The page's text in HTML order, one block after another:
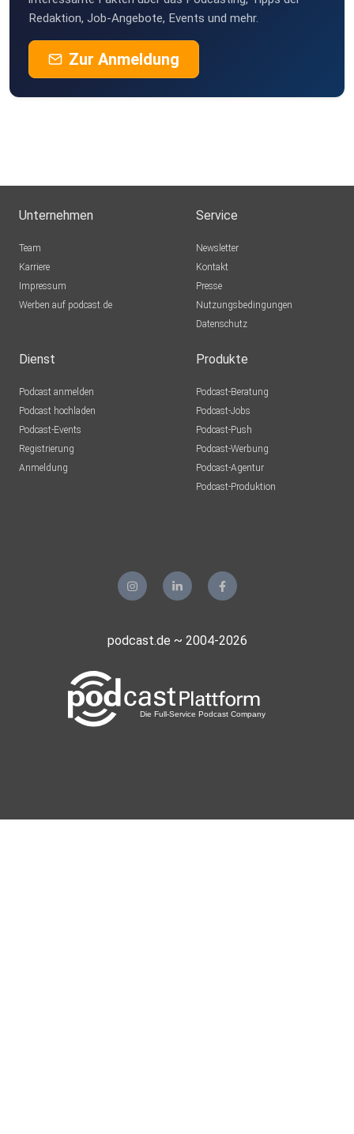
Redaktion, Job-Angebote, Events und mehr.
Zur Anmeldung
Unternehmen
Team
Karriere
Impressum
Werben auf podcast.de
Service
Newsletter
Kontakt
Presse
Nutzungsbedingungen
Datenschutz
Dienst
Podcast anmelden
Podcast hochladen
Podcast-Events
Registrierung
Anmeldung
Produkte
Podcast-Beratung
Podcast-Jobs
Podcast-Push
Podcast-Werbung
Podcast-Agentur
Podcast-Produktion
podcast.de ~ 2004-2026